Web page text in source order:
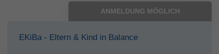
ANMELDUNG MÖGLICH
EKiBa - Eltern & Kind in Balance